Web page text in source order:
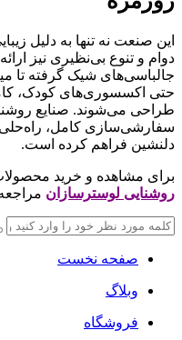
این صنعت نه تنها به دلیل
دوام و تنوع بی‌نظیری نیز
جالباسی‌های شیک گرفته تا
حتی اکسسوری‌های کودک،
طراحی می‌شوند. صنایع
سفارشی‌سازی کامل،
دلنشین فراهم کرده است.
برای مشاهده و خرید
روشنایی لوسترسازان
صفحه نخست
وبلاگ
فروشگاه